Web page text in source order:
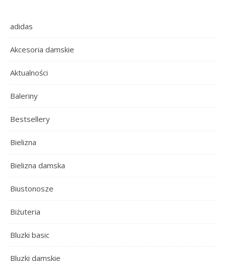
adidas
Akcesoria damskie
Aktualności
Baleriny
Bestsellery
Bielizna
Bielizna damska
Biustonosze
Biżuteria
Bluzki basic
Bluzki damskie